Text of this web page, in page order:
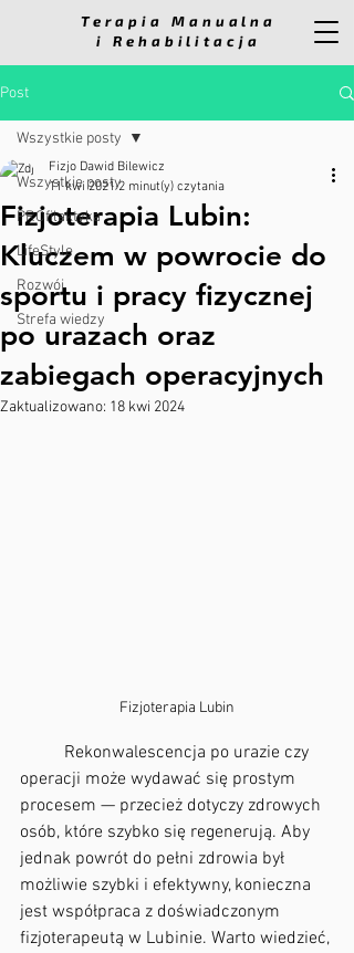
Terapia Manualna
i Rehabilitacja
Post
Wszystkie posty
PROfilaktyka
LifeStyle
Rozwój
Strefa wiedzy
Wszystkie posty
Fizjoterapia Lubin:
Kluczem w powrocie do
sportu i pracy fizycznej
po urazach oraz
zabiegach operacyjnych
Fizjo Dawid Bilewicz
11 kwi 2021 2 minut(y) czytania
Zaktualizowano: 18 kwi 2024
Fizjoterapia Lubin
operacji może wydawać się prostym
procesem — przecież dotyczy zdrowych
osób, które szybko się regenerują. Aby
jednak powrót do pełni zdrowia był
możliwie szybki i efektywny, konieczna
jest współpraca z doświadczonym
fizjoterapeutą w Lubinie. Warto wiedzieć,